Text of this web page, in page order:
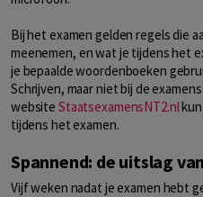
Bij het examen gelden regels die
meenemen, en wat je tijdens het
je bepaalde woordenboeken
Schrijven, maar niet bij de
website StaatsexamensNT2.nlkun
tijdens het examen.
Spannend: de uitslag
Vijf weken nadat je examen hebt